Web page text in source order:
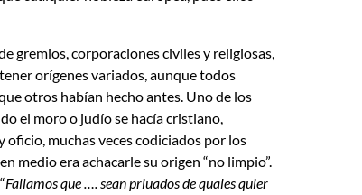
gremios, corporaciones civiles y religiosas,
orígenes variados, aunque todos
otros habían hecho antes. Uno de los
el moro o judío se hacía cristiano,
oficio, muchas veces codiciados por los
medio era achacarle su origen “no limpio”.
Fallamos que ….seanpriuados de quales quier